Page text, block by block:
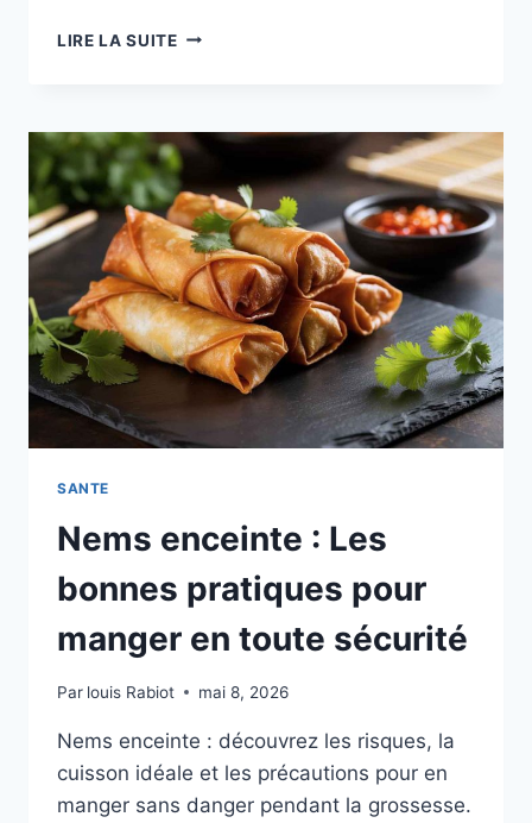
LIRE LA SUITECOMMENT
CACA
BLOQUE
RAPIDEMENT
MÉTHODE
RAPIDE
ET
EFFICACE
SANTE
Nems enceinte : Les
bonnes pratiques pour
manger en toute sécurité
Par louis Rabiot mai 8, 2026
Nems enceinte : découvrez les risques, la
cuisson idéale et les précautions pour en
manger sans danger pendant la grossesse.